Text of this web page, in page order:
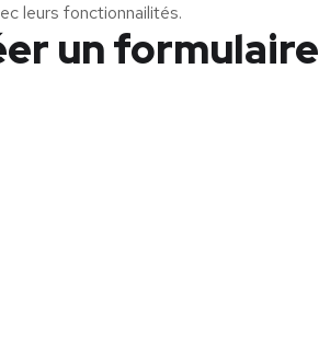
leurs fonctionnailités.
un formulaire